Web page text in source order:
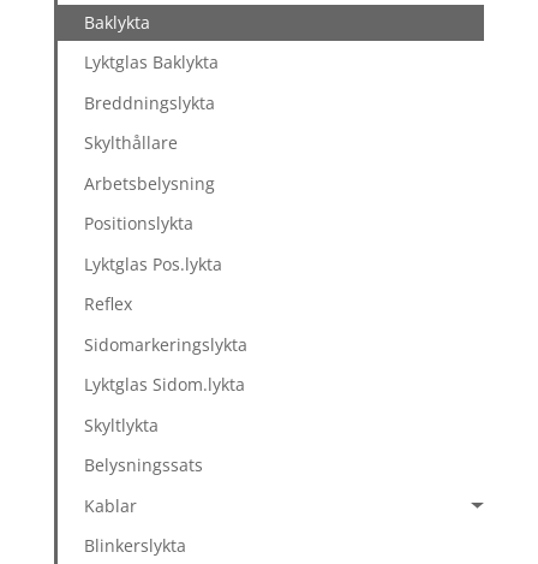
Baklykta
Lyktglas Baklykta
Breddningslykta
Skylthållare
Arbetsbelysning
Positionslykta
Lyktglas Pos.lykta
Reflex
Sidomarkeringslykta
Lyktglas Sidom.lykta
Skyltlykta
Belysningssats
Kablar
Blinkerslykta